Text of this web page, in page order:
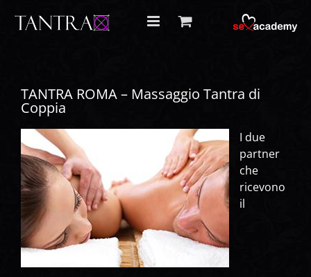
TANTRA ROMA – Massaggio Tantra di
Coppia
I due
partner
che
ricevono
il